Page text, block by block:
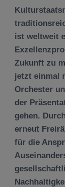
ist weltweit
Zukunft zu
jetzt einmal
Orchester
der
gehen.
erneut
für die